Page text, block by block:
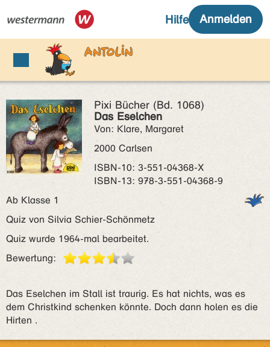
Pixi Bücher (Bd. 1068)
Das Eselchen
Von: Klare, Margaret
2000 Carlsen
ISBN‑10: 3-551-04368-X
ISBN‑13: 978-3-551-04368-9
Ab Klasse 1
Quiz von Silvia Schier-Schönmetz
Quiz wurde 1964-mal bearbeitet.
Bewertung:
Das Eselchen im Stall ist traurig. Es hat nichts, was es
dem Christkind schenken könnte. Doch dann holen es die
Hirten .